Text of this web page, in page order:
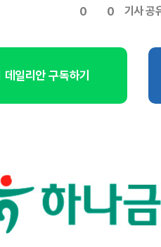
0 0 기사 공
데일리안 구독하기